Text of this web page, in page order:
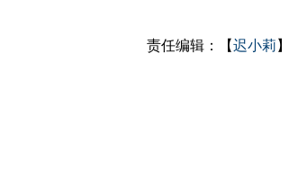
责任编辑：【迟小莉 】